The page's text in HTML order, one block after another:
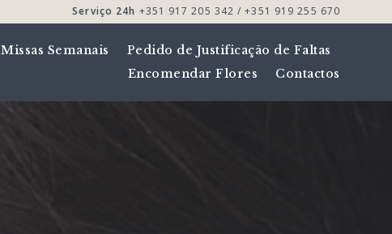
Serviço 24h +351 917 205 342 / +351 919 255 670
Missas Semanais
Pedido de Justificação de Faltas
Encomendar Flores
Contactos